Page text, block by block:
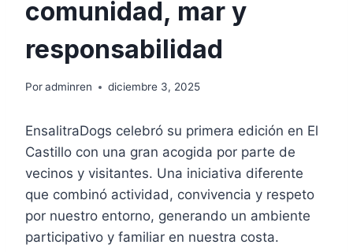
comunidad, mar y
responsabilidad
Poradminren diciembre 3, 2025
EnsalitraDogs celebró su primera edición en El
Castillo con una gran acogida por parte de
vecinos y visitantes. Una iniciativa diferente
que combinó actividad, convivencia y respeto
por nuestro entorno, generando un ambiente
participativo y familiar en nuestra costa.